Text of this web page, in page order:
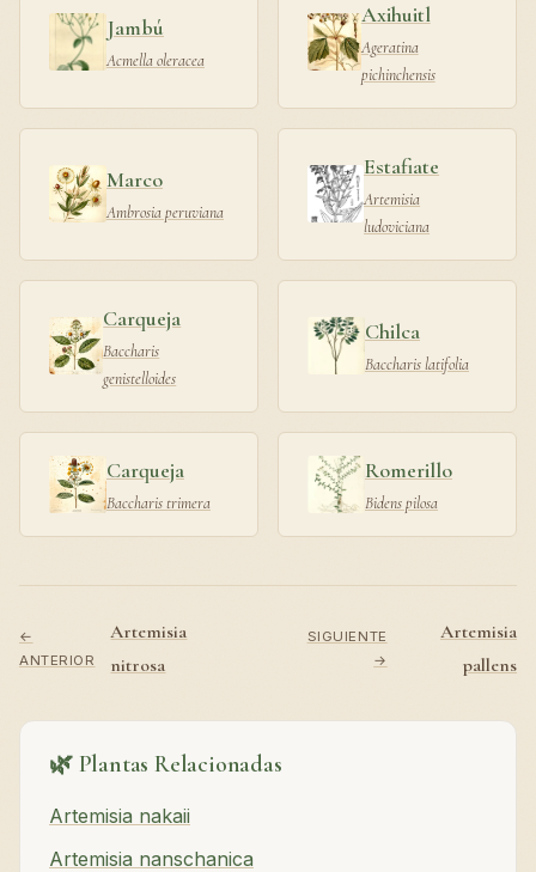
Jambú
Acmella oleracea
Axihuitl
Ageratina
pichinchensis
Marco
Ambrosia peruviana
Estafiate
Artemisia
ludoviciana
Carqueja
Baccharis
genistelloides
Chilca
Baccharis latifolia
Carqueja
Baccharis trimera
Romerillo
Bidens pilosa
←
ANTERIOR
Artemisia
nitrosa
SIGUIENTE
→
Artemisia
pallens
🌿 Plantas Relacionadas
Artemisia nakaii
Artemisia nanschanica